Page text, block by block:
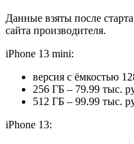
Данные взяты после
сайта производителя.
iPhone 13 mini:
версия с ёмкостью
256 ГБ – 79.99 тыс.
512 ГБ – 99.99 тыс.
iPhone 13: